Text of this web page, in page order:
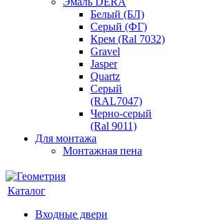
Белый (БЛ)
Серый (ФГ)
Крем (Ral 7032)
Gravel
Jasper
Quartz
Серый
(RAL7047)
Черно-серый
(Ral 9011)
Для монтажа
Монтажная пена
Каталог
Входные двери